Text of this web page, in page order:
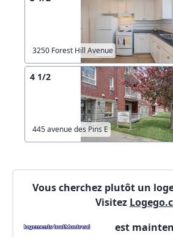
3250 Forest Hill Avenue
4 1/2
445 avenue des Pins E
Vous cherchez plutôt un
Visitez
est
X Fermer